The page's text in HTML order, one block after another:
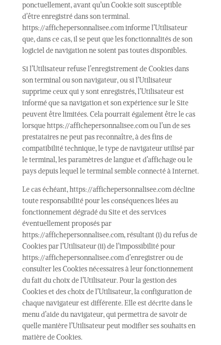
ponctuellement, avant qu’un Cookie soit susceptible
d’être enregistré dans son terminal.
https://affichepersonnalisee.com informe l’Utilisateur
que, dans ce cas, il se peut que les fonctionnalités de son
logiciel de navigation ne soient pas toutes disponibles.
Si l’Utilisateur refuse l’enregistrement de Cookies dans
son terminal ou son navigateur, ou si l’Utilisateur
supprime ceux qui y sont enregistrés, l’Utilisateur est
informé que sa navigation et son expérience sur le Site
peuvent être limitées. Cela pourrait également être le cas
lorsque https://affichepersonnalisee.com ou l’un de ses
prestataires ne peut pas reconnaître, à des fins de
compatibilité technique, le type de navigateur utilisé par
le terminal, les paramètres de langue et d’affichage ou le
pays depuis lequel le terminal semble connecté à Internet.
Le cas échéant, https://affichepersonnalisee.com décline
toute responsabilité pour les conséquences liées au
fonctionnement dégradé du Site et des services
éventuellement proposés par
https://affichepersonnalisee.com, résultant (i) du refus de
Cookies par l’Utilisateur (ii) de l’impossibilité pour
https://affichepersonnalisee.com d’enregistrer ou de
consulter les Cookies nécessaires à leur fonctionnement
du fait du choix de l’Utilisateur. Pour la gestion des
Cookies et des choix de l’Utilisateur, la configuration de
chaque navigateur est différente. Elle est décrite dans le
menu d’aide du navigateur, qui permettra de savoir de
quelle manière l’Utilisateur peut modifier ses souhaits en
matière de Cookies.